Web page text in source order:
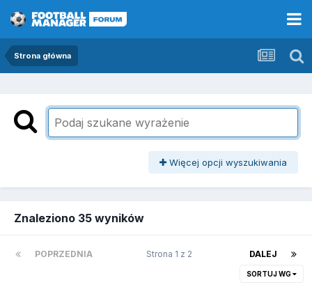
Strona główna
Więcej opcji wyszukiwania
Znaleziono 35 wyników
POPRZEDNIA DALEJ
Strona 1 z 2
SORTUJ WG